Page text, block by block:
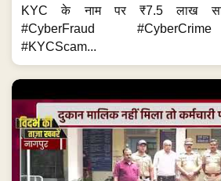
KYC के नाम पर ₹7.5 लाख
#CyberFraud
#KYCScam...